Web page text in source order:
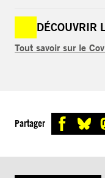
DÉCOUVRIR
Tout savoir sur le
Partager